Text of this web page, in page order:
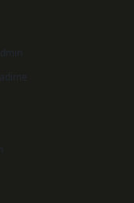
admin
Fadime